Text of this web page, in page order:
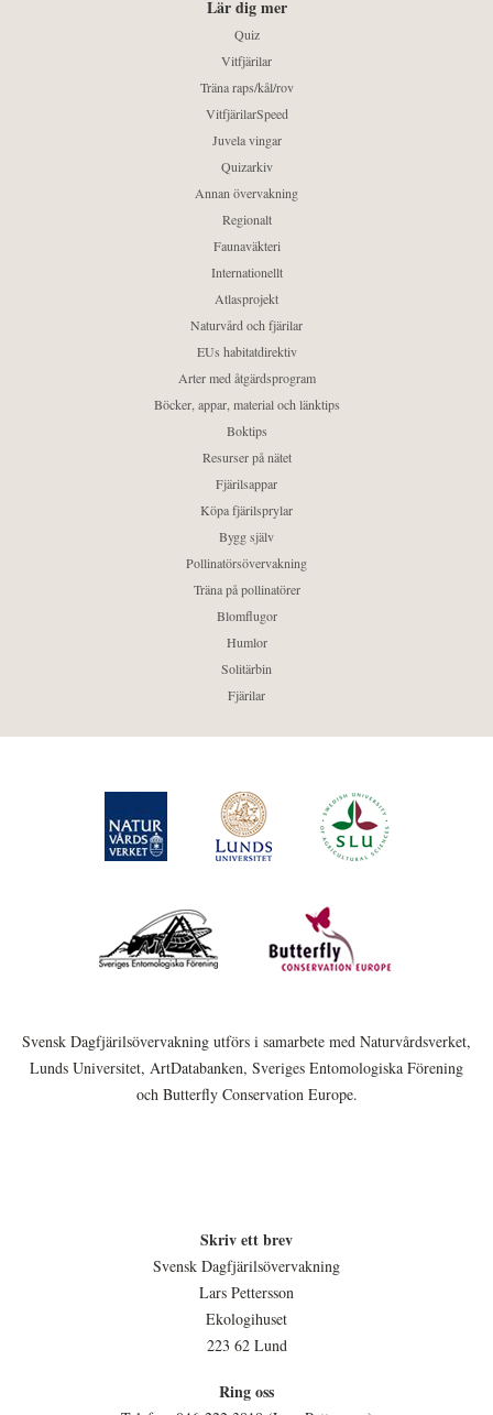
Lär dig mer
Quiz
Vitfjärilar
Träna raps/kål/rov
VitfjärilarSpeed
Juvela vingar
Quizarkiv
Annan övervakning
Regionalt
Faunaväkteri
Internationellt
Atlasprojekt
Naturvård och fjärilar
EUs habitatdirektiv
Arter med åtgärdsprogram
Böcker, appar, material och länktips
Boktips
Resurser på nätet
Fjärilsappar
Köpa fjärilsprylar
Bygg själv
Pollinatörsövervakning
Träna på pollinatörer
Blomflugor
Humlor
Solitärbin
Fjärilar
Svensk Dagfjärilsövervakning utförs i samarbete med Naturvårdsverket,
Lunds Universitet, ArtDatabanken, Sveriges Entomologiska Förening
och Butterfly Conservation Europe.
Skriv ett brev
Svensk Dagfjärilsövervakning
Lars Pettersson
Ekologihuset
223 62 Lund
Ring oss